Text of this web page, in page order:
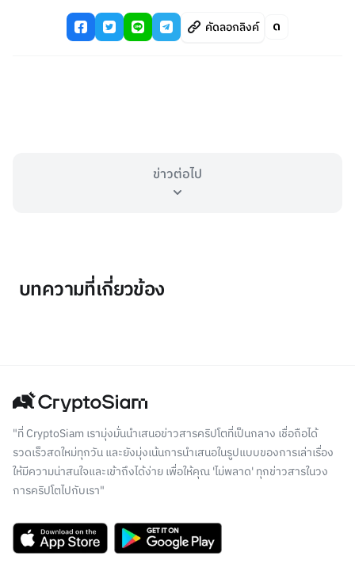
คัดลอกลิงค์
ข่าวต่อไป
บทความที่เกี่ยวข้อง
"ที่ CryptoSiam เรามุ่งมั่นนำเสนอข่าวสารคริปโตที่เป็นกลาง เชื่อถือได้
รวดเร็วสดใหม่ทุกวัน และยังมุ่งเน้นการนำเสนอในรูปแบบของการเล่าเรื่อง
ให้มีความน่าสนใจและเข้าถึงได้ง่าย เพื่อให้คุณ 'ไม่พลาด' ทุกข่าวสารในวง
การคริปโตไปกับเรา"